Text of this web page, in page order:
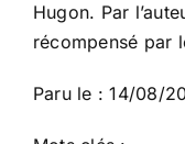
Hugon. Par
récompensé par
Paru le : 14/08/